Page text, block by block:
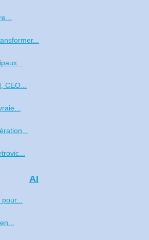
AI